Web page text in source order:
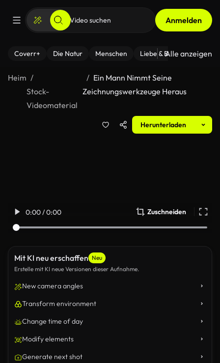
Anmelden
Coverr+ Die Natur Menschen Liebe & Beziehungen
Alle anzeigen
Heim
Stock-
Videomaterial
Ein Mann Nimmt Seine
Zeichnungswerkzeuge Heraus
Herunterladen
0:00 / 0:00 Zuschneiden
Mit KI neu erschaffen Neu
Erstelle mit KI neue Versionen dieser Aufnahme.
New camera angles
Transform environment
Change time of day
Modify elements
Generate next shot